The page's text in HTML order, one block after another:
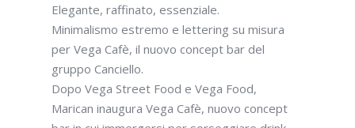
Elegante, raffinato, essenziale.
Minimalismo estremo e lettering su misura
per Vega Cafè, il nuovo concept bar del
gruppo Canciello.
Dopo Vega Street Food e Vega Food,
Marican inaugura Vega Cafè, nuovo concept